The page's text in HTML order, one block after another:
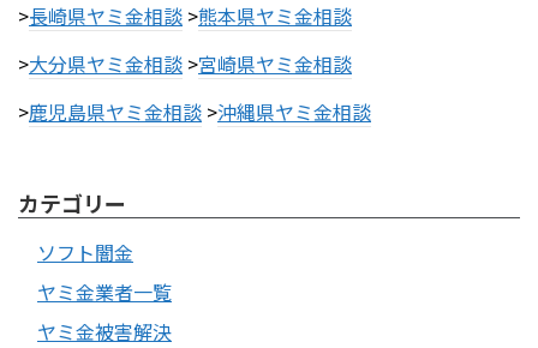
>長崎県ヤミ金相談 >熊本県ヤミ金相談
>大分県ヤミ金相談 >宮崎県ヤミ金相談
>鹿児島県ヤミ金相談 >沖縄県ヤミ金相談
カテゴリー
ソフト闇金
ヤミ金業者一覧
ヤミ金被害解決